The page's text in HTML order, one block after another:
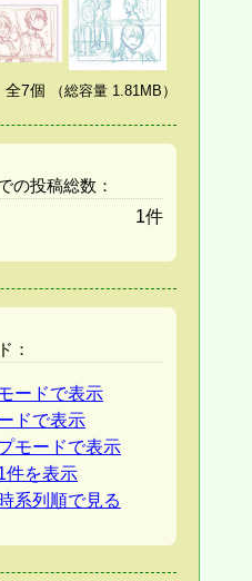
全7個 （総容量 1.81MB）
の投稿総数：
1件
：
ードで表示
ドで表示
モードで表示
件を表示
系列順で見る